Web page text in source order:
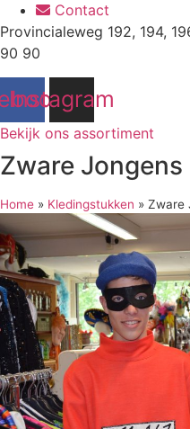
Contact
Provincialeweg 192, 194,
90 90
Instagram
Bekijk ons assortiment
Zware Jongens
Home » Kledingstukken » Zware